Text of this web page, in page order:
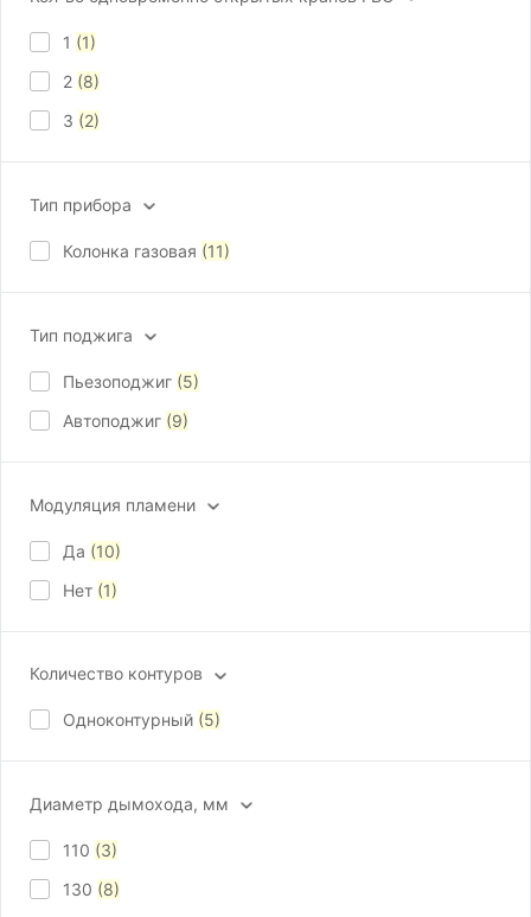
1 (1)
2 (8)
3 (2)
Тип прибора
Колонка газовая (11)
Тип поджига
Пьезоподжиг (5)
Автоподжиг (9)
Модуляция пламени
Да (10)
Нет (1)
Количество контуров
Одноконтурный (5)
Диаметр дымохода, мм
110 (3)
130 (8)